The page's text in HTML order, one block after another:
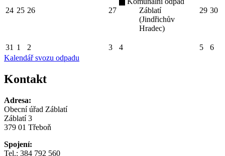
24 25 26 27
Záblatí
(Jindřichův
Hradec)
29 30
31 1 2 3 4 5
6
Kalendář svozu odpadu
Kontakt
Adresa:
Obecní úřad Záblatí
Záblatí 3
379 01 Třeboň
Spojení:
Tel.: 384 792 560